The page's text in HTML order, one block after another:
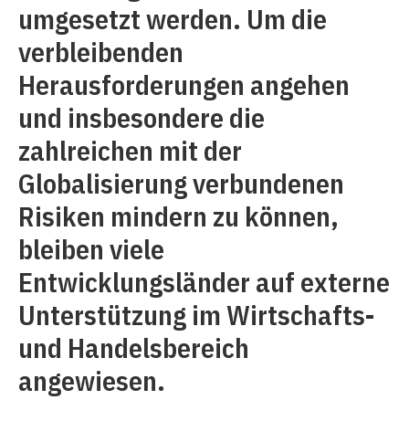
umgesetzt werden. Um die
verbleibenden
Herausforderungen angehen
und insbesondere die
zahlreichen mit der
Globalisierung verbundenen
Risiken mindern zu können,
bleiben viele
Entwicklungsländer auf externe
Unterstützung im Wirtschafts-
und Handelsbereich
angewiesen.